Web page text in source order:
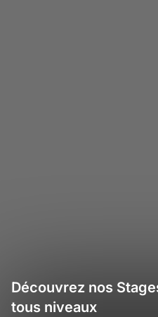
Découvrez nos
tous niveaux